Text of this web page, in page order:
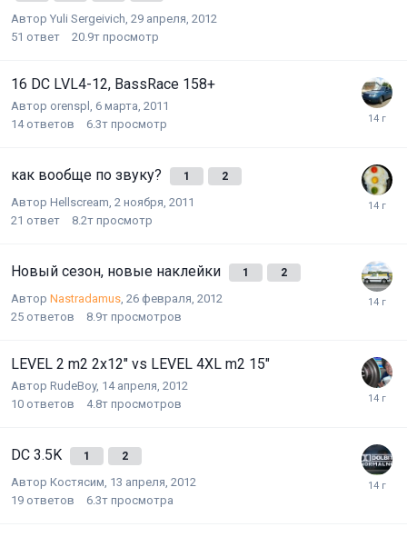
Автор Yuli Sergeivich 29 апреля, 2012
51 ответ 20.9т просмотр
16 DC LVL4-12, BassRace 158+
Автор orenspl 6 марта, 2011
14 ответов 6.3т просмотр
как вообще по звуку? 1 2
Автор Hellscream 2 ноября, 2011
21 ответ 8.2т просмотр
Новый сезон, новые наклейки 1 2
Автор Nastradamus 26 февраля, 2012
25 ответов 8.9т просмотров
LEVEL 2 m2 2x12" vs LEVEL 4XL m2 15"
Автор RudeBoy, 14 апреля, 2012
10 ответов 4.8т просмотров
DC 3.5K 1 2
Автор Костясим 13 апреля, 2012
19 ответов 6.3т просмотра